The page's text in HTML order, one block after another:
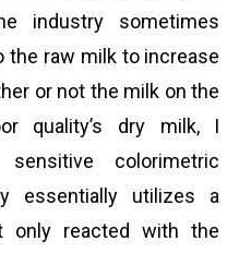
industry sometimes
the raw milk to increase
or not the milk on the
quality’s dry milk, I
colorimetric
essentially utilizes a
only reacted with the